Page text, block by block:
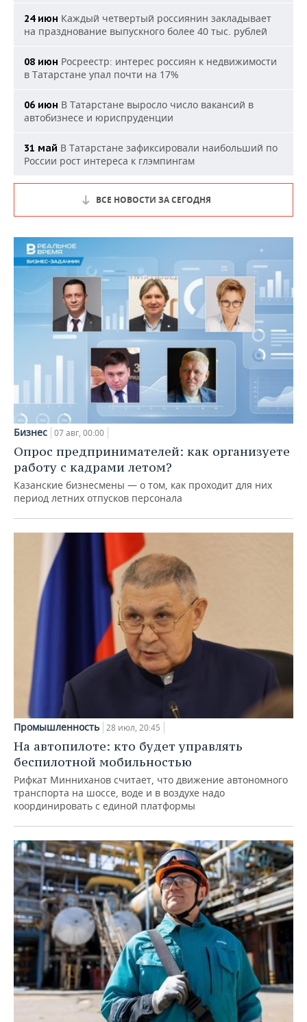
24 июн Каждый четвертый россиянин закладывает
на празднование выпускного более 40 тыс. рублей
08 июн Росреестр: интерес россиян к недвижимости
в Татарстане упал почти на 17%
06 июн В Татарстане выросло число вакансий в
автобизнесе и юриспруденции
31 май В Татарстане зафиксировали наибольший по
России рост интереса к глэмпингам
ВСЕ НОВОСТИ ЗА СЕГОДНЯ
Бизнес 07 авг, 00:00
Опрос предпринимателей: как организуете
работу с кадрами летом?
Казанские бизнесмены — о том, как проходит для них
период летних отпусков персонала
Промышленность 28 июл, 20:45
На автопилоте: кто будет управлять
беспилотной мобильностью
Рифкат Минниханов считает, что движение автономного
транспорта на шоссе, воде и в воздухе надо
координировать с единой платформы